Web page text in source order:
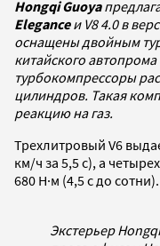
Hongqi Guoya
Eleganceи V8 4.0 в
оснащены двойным
китайского
турбокомпрессоры
цилиндров. Такая
реакцию на газ.
Трехлитровый V6
км/ч за 5,5 с), а
680 Н·м (4,5 с до сотни).
Экстерьер